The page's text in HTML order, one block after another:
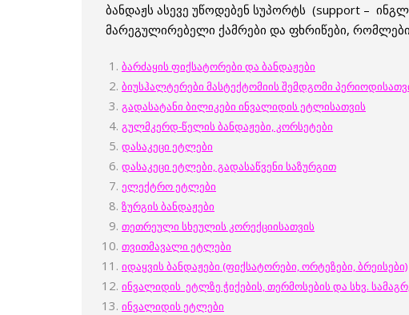
ბანდაჟს ასევე უწოდებენ სუპორტს (support –
მარეგულირებელი ქამრები და ფხრიწები,
ბარძაყის ფიქსატორები და ბანდაჟები
ბიუსჰალტერები მასტექტომიის შემდგომი
გადასატანი ბილიკები ინვალიდის ეტლისათვის
გულმკერდ-წელის ბანდაჟები, კორსეტები
დასაკეცი ეტლები
დასაკეცი ეტლები, გადასაწვენი საზურგით
ელექტრო ეტლები
ზურგის ბანდაჟები
თეთრეული სხეულის კორექციისათვის
თვითმავალი ეტლები
იდაყვის ბანდაჟები (ფიქსატორები, ორტეზები, ბრეისები)
ინვალიდის ეტლზე ჭიქების, თერმოსების და სხვ.
ინვალიდის ეტლები